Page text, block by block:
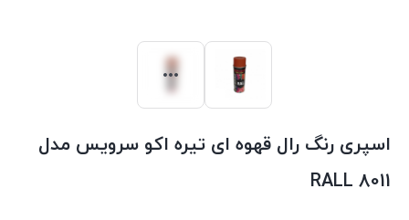
اسپری رنگ رال قهوه ای تیره اکو سرویس مدل
RALL 8011